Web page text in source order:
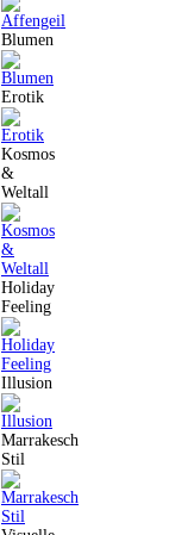
Blumen
Erotik
Kosmos
&
Weltall
Holiday
Feeling
Illusion
Marrakesch
Stil